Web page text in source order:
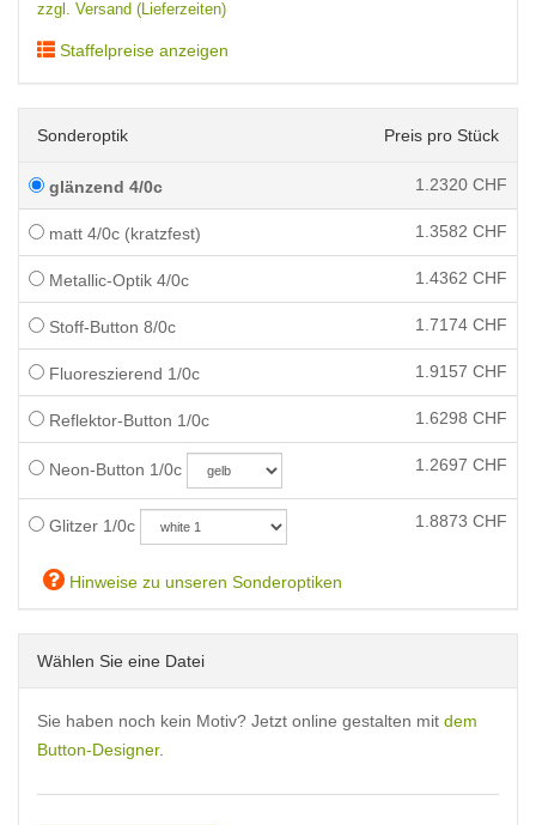
zzgl. Versand (Lieferzeiten)
Staffelpreise anzeigen
Sonderoptik Preis pro Stück
glänzend 4/0c 1.2320 CHF
matt 4/0c (kratzfest) 1.3582 CHF
Metallic-Optik 4/0c 1.4362 CHF
Stoff-Button 8/0c 1.7174 CHF
Fluoreszierend 1/0c 1.9157 CHF
Reflektor-Button 1/0c 1.6298 CHF
Neon-Button 1/0c 1.2697 CHF
Glitzer 1/0c 1.8873 CHF
Hinweise zu unseren Sonderoptiken
Wählen Sie eine Datei
Sie haben noch kein Motiv? Jetzt online gestalten mit dem
Button-Designer.